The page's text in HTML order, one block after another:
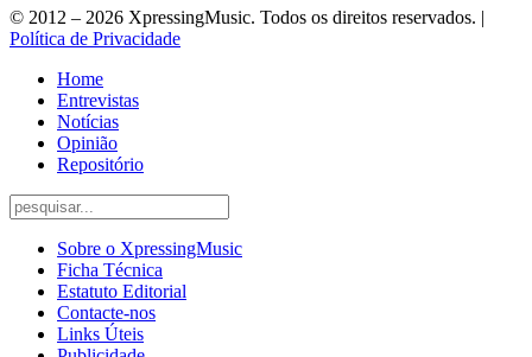
© 2012 – 2026 XpressingMusic. Todos os direitos reservados. |
Política de Privacidade
Home
Entrevistas
Notícias
Opinião
Repositório
Sobre o XpressingMusic
Ficha Técnica
Estatuto Editorial
Contacte-nos
Links Úteis